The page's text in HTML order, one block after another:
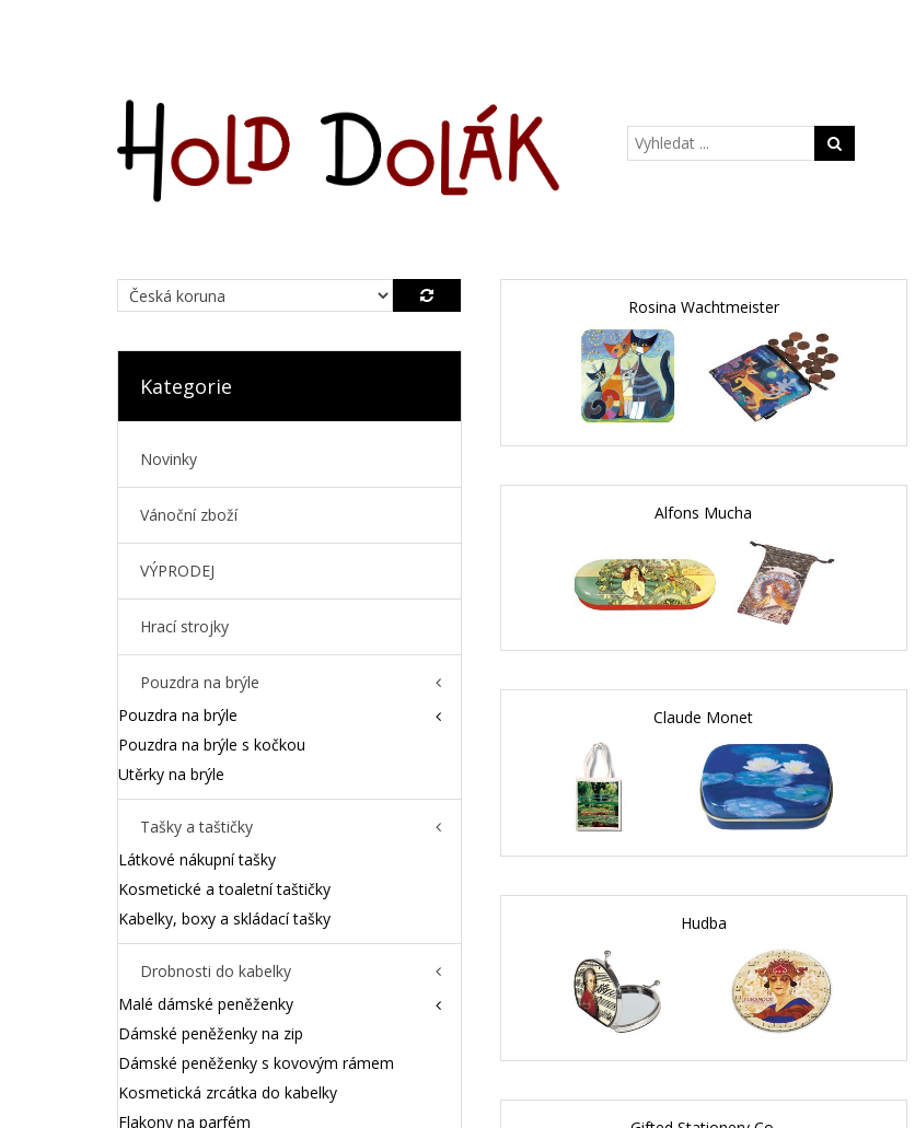
Rosina Wachtmeister
Alfons Mucha
Claude Monet
Hudba
Kategorie
Novinky
Vánoční zboží
VÝPRODEJ
Hrací strojky
Pouzdra na brýle
Pouzdra na brýle
Pouzdra na brýle s kočkou
Utěrky na brýle
Tašky a taštičky
Látkové nákupní tašky
Kosmetické a toaletní taštičky
Kabelky, boxy a skládací tašky
Drobnosti do kabelky
Malé dámské peněženky
Dámské peněženky na zip
Dámské peněženky s kovovým rámem
Kosmetická zrcátka do kabelky
Flakony na parfém